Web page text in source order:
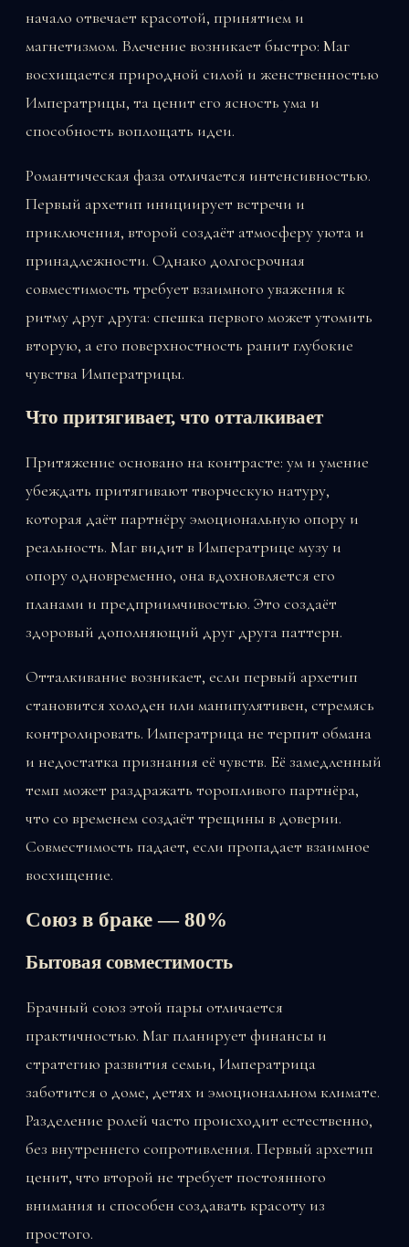
начало отвечает красотой, принятием и
магнетизмом. Влечение возникает быстро: Маг
восхищается природной силой и женственностью
Императрицы, та ценит его ясность ума и
способность воплощать идеи.
Романтическая фаза отличается интенсивностью.
Первый архетип инициирует встречи и
приключения, второй создаёт атмосферу уюта и
принадлежности. Однако долгосрочная
совместимость требует взаимного уважения к
ритму друг друга: спешка первого может утомить
вторую, а его поверхностность ранит глубокие
чувства Императрицы.
Что притягивает, что отталкивает
Притяжение основано на контрасте: ум и умение
убеждать притягивают творческую натуру,
которая даёт партнёру эмоциональную опору и
реальность. Маг видит в Императрице музу и
опору одновременно, она вдохновляется его
планами и предприимчивостью. Это создаёт
здоровый дополняющий друг друга паттерн.
Отталкивание возникает, если первый архетип
становится холоден или манипулятивен, стремясь
контролировать. Императрица не терпит обмана
и недостатка признания её чувств. Её замедленный
темп может раздражать торопливого партнёра,
что со временем создаёт трещины в доверии.
Совместимость падает, если пропадает взаимное
восхищение.
Союз в браке — 80%
Бытовая совместимость
Брачный союз этой пары отличается
практичностью. Маг планирует финансы и
стратегию развития семьи, Императрица
заботится о доме, детях и эмоциональном климате.
Разделение ролей часто происходит естественно,
без внутреннего сопротивления. Первый архетип
ценит, что второй не требует постоянного
внимания и способен создавать красоту из
простого.